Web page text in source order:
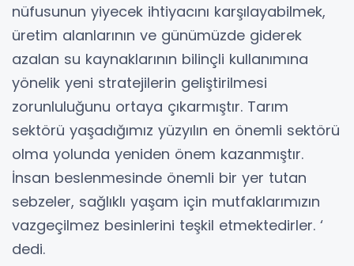
nüfusunun yiyecek ihtiyacını karşılayabilmek,
üretim alanlarının ve günümüzde giderek
azalan su kaynaklarının bilinçli kullanımına
yönelik yeni stratejilerin geliştirilmesi
zorunluluğunu ortaya çıkarmıştır. Tarım
sektörü yaşadığımız yüzyılın en önemli sektörü
olma yolunda yeniden önem kazanmıştır.
İnsan beslenmesinde önemli bir yer tutan
sebzeler, sağlıklı yaşam için mutfaklarımızın
vazgeçilmez besinlerini teşkil etmektedirler. ‘
dedi.